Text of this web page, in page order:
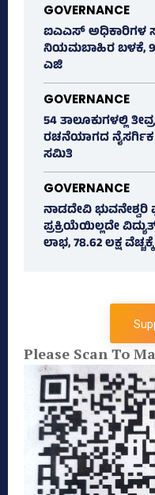
GOVERNANCE
ಐಎಎಸ್‌ ಅಧಿಕಾರಿಗಳ
ನಿಯಮಬಾಹಿರ ಬಳಕೆ,
ಎಜಿ
GOVERNANCE
54 ತಾಲೂಕುಗಳಲ್ಲಿ
ರಚನೆಯಾಗದ
ಸಮಿತಿ
GOVERNANCE
ನಾಡದೇವಿ
ಪ್ರಕ್ರಿಯೆಯಿಲ್ಲದೇ
ಲಾಭ, 78.62 ಲಕ್ಷ
Please Scan To